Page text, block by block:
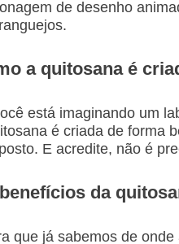
de desenho
a quitosana é
está imaginando um
é criada de forma
E acredite, não é
da
que já sabemos de